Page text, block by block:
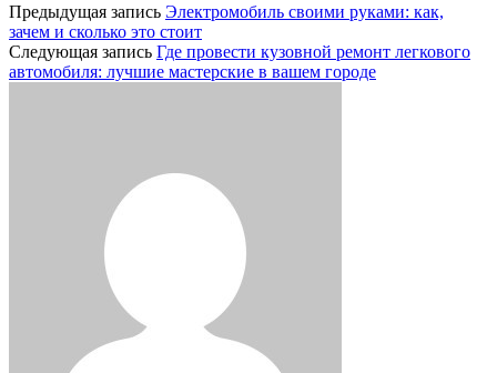
Предыдущая запись Электромобиль своими руками: как,
зачем и сколько это стоит
Следующая запись Где провести кузовной ремонт легкового
автомобиля: лучшие мастерские в вашем городе